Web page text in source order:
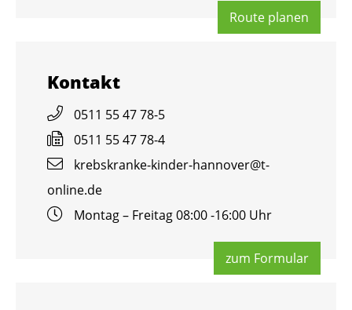
Route pla­nen
Kon­takt
0511 55 47 78-5
0511 55 47 78-4
krebs­kran­ke-kin­der-han­no­ver@​t-​
online.​de
Mon­tag – Frei­tag 08:00 -16:00 Uhr
zum For­mu­lar